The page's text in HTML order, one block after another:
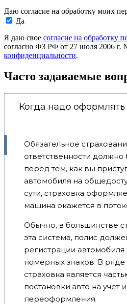
Даю согласие на обработку моих
Да
Я даю свое согласие на обработку
согласно ФЗ РФ от 27 июля 2006 г.
конфиденциальности.
Часто задаваемые
Когда надо
Обязательное
ответственности
перед тем, как вы
автомобиля на
сути, страховка
машина окажется в
Обычно, в большинстве
эта система, полис
регистрации автомобиля
номерных знаков. В ряде
страховка является
постановки авто на учет
переоформления.